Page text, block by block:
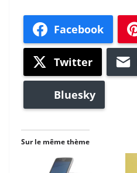
Facebook
Twitter
Bluesky
Sur le même thème